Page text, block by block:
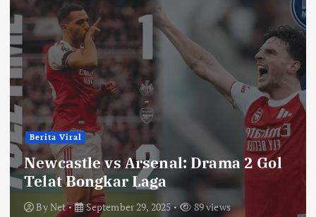
Berita Viral
Newcastle vs Arsenal: Drama 2 Gol
Telat Bongkar Laga
ByNet September 29, 2025 89 views